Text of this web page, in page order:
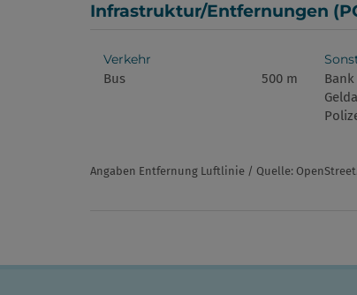
Infrastruktur/Entfernungen
Verkehr
Bus
500 m
Bank
Angaben Entfernung Luftlinie / Quelle: